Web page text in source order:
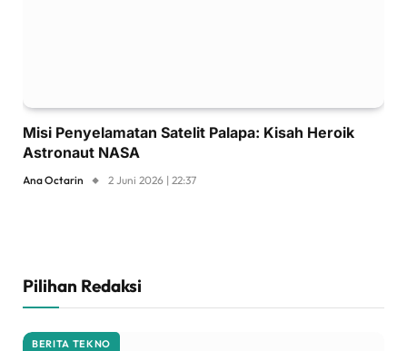
Misi Penyelamatan Satelit Palapa: Kisah Heroik
Astronaut NASA
Ana Octarin 2 Juni 2026 | 22:37
Pilihan Redaksi
BERITA TEKNO